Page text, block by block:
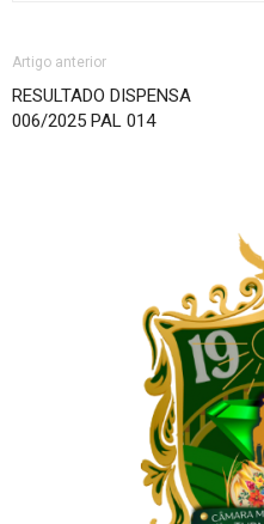
Artigo anterior
RESULTADO DISPENSA
006/2025 PAL 014